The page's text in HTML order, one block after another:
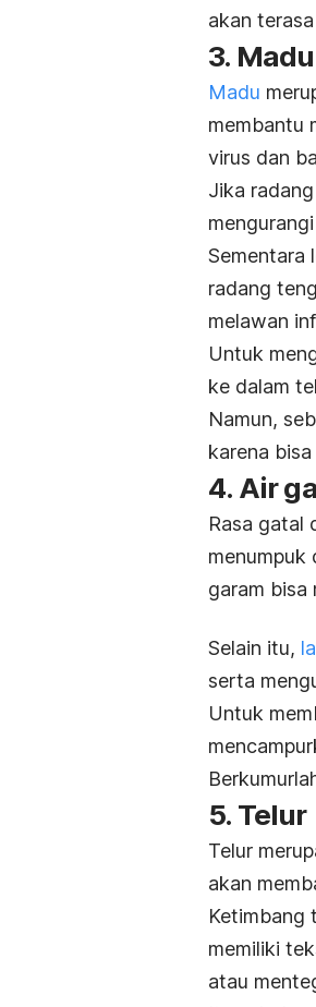
akan
3.
Madu
membantu
virus dan
Jika
Sementara
radang
melawan
Untuk
ke dalam
Namun,
karena
4. Air
Rasa gatal
menumpuk
garam bisa
Selain itu,
serta
Untuk
5. Telur
Telur
akan
Ketimbang
memiliki
atau